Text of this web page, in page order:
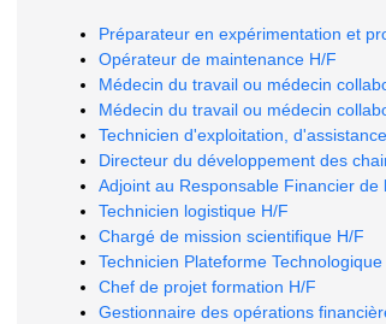
Préparateur en expérimentation et
Opérateur de maintenance H/F
Médecin du travail ou médecin
Médecin du travail ou médecin
Technicien d'exploitation,
Directeur du développement des
Adjoint au Responsable Financier
Technicien logistique H/F
Chargé de mission scientifique H/F
Technicien Plateforme
Chef de projet formation H/F
Gestionnaire des opérations